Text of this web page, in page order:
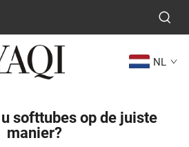
NL
softtubes op de juiste
manier?